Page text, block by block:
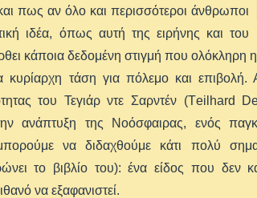
πως αν όλο και περισσότεροι άνθρωποι
ιδέα, όπως αυτή της ειρήνης και του
κάποια δεδομένη στιγμή που
τάση για πόλεμο και επιβολή.
του Τεγιάρ ντε Σαρντέν
ανάπτυξη της Νοόσφαιρας, ενός
να διδαχθούμε κάτι πολύ
το βιβλίο του): ένα είδος που δεν
να εξαφανιστεί.